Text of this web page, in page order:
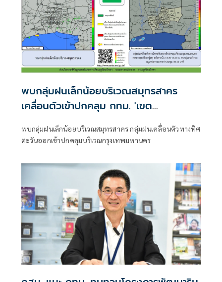
พบกลุ่มฝนเล็กน้อยบริเวณสมุทรสาคร
เคลื่อนตัวเข้าปกคลุม กทม. 'เขต
พบกลุ่มฝนเล็กน้อยบริเวณสมุทรสาคร กลุ่มฝนเคลื่อนตัวทางทิศ
ตะวันออกเข้าปกคลุมบริเวณกรุงเทพมหานคร